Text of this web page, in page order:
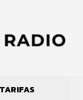
TARIFAS